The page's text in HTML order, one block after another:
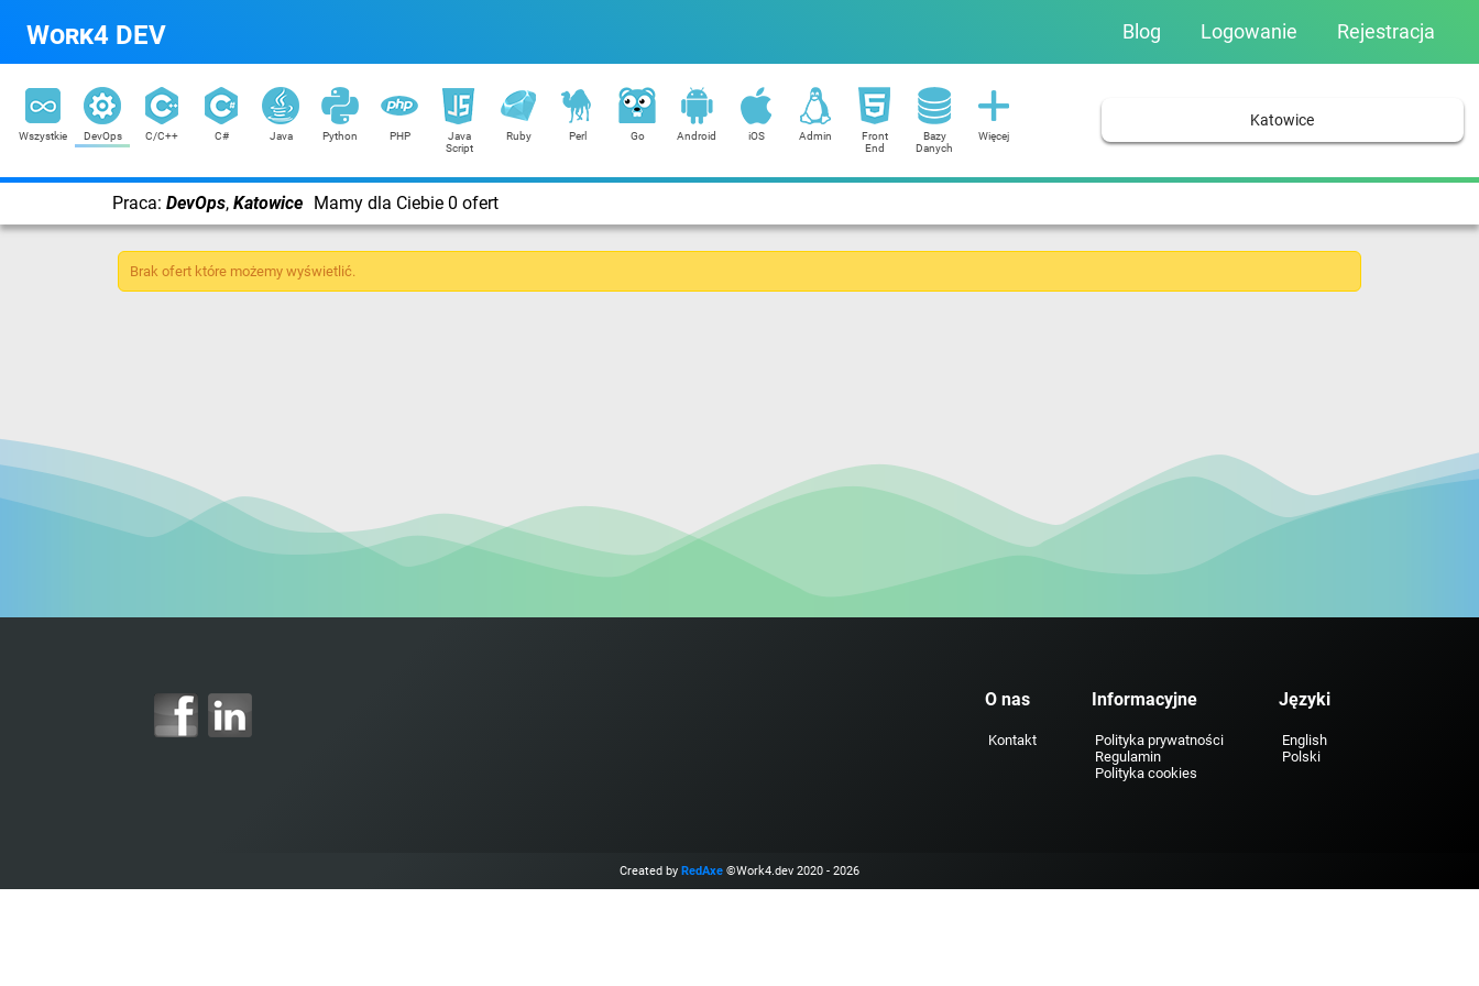
Work4 DEV Blog Logowanie Rejestracja
Wszystkie DevOps C/C++ C# Java Python PHP
Java
Script
Ruby Perl Go Android iOS Admin
Front
End
Bazy
Danych
Więcej
Katowice
Praca: DevOps, Katowice Mamy dla Ciebie 0 ofert
Brak ofert które możemy wyświetlić.
O nas
Kontakt
Informacyjne
Polityka prywatności
Regulamin
Polityka cookies
Języki
English
Polski
Created by RedAxe ©Work4.dev 2020 - 2026